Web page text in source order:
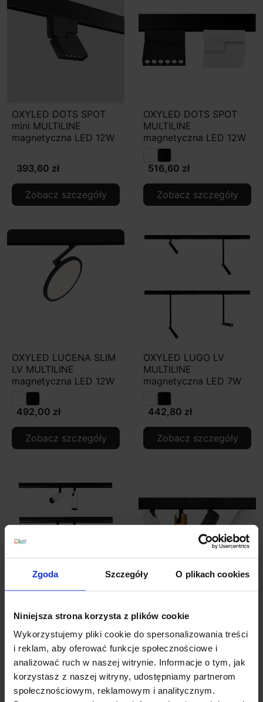
Zgoda Szczegóły O plikach cookies
Niniejsza strona korzysta z plików cookie
Wykorzystujemy pliki cookie do spersonalizowania treści
i reklam, aby oferować funkcje społecznościowe i
analizować ruch w naszej witrynie. Informacje o tym, jak
korzystasz z naszej witryny, udostępniamy partnerom
społecznościowym, reklamowym i analitycznym.
OXYLED DOTS SPOT
mini MULTILINE
magnetyczna LED 12W
393,60 zł
Zobacz szczegóły
OXYLED DOTS SPOT
MULTILINE
magnetyczna LED 12W
516,60 zł
Zobacz szczegóły
OXYLED LUCENA SLIM
LV MULTILINE
magnetyczna LED 12W
492,00 zł
Zobacz szczegóły
OXYLED LUGO LV
MULTILINE
magnetyczna LED 7W
442,80 zł
Zobacz szczegóły
DUE MULTILINE
reflektor LED na
magnes 2x7W
516,60 zł
Zobacz szczegóły
MULTILINE reflektor
319,80 zł
Zobacz szczegóły